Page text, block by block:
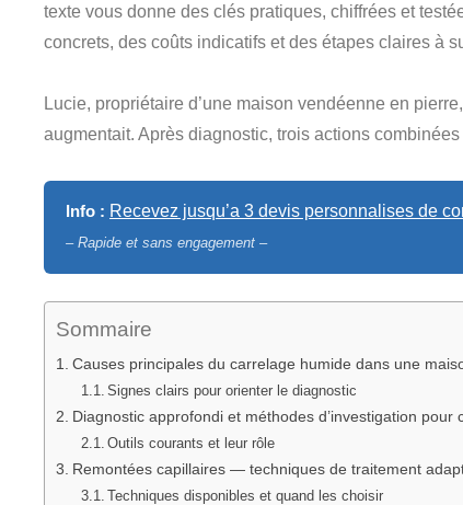
texte vous donne des clés pratiques, chiffrées et
concrets, des coûts indicatifs et des étapes claires à
Lucie, propriétaire d’une maison vendéenne en
augmentait. Après diagnostic, trois actions
Info : Recevez jusqu’a 3 devis personnalises de
– Rapide et sans engagement –
Sommaire
Causes principales du carrelage humide dans une
Signes clairs pour orienter le diagnostic
Diagnostic approfondi et méthodes d’investigation pour
Outils courants et leur rôle
Remontées capillaires — techniques de traitement
Techniques disponibles et quand les choisir